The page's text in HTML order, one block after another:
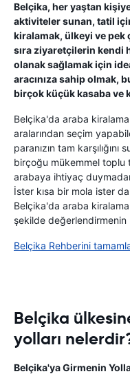
Belçika, her yaştan
aktiviteler sunan, tatil
kiralamak, ülkeyi ve pek
sıra ziyaretçilerin kendi
olanak sağlamak için
aracınıza sahip olmak,
birçok küçük kasaba ve
Belçika'da araba
aralarından seçim
paranızın tam
birçoğu mükemmel toplu
arabaya ihtiyaç
İster kısa bir mola ister
Belçika'da araba
şekilde
Belçika Rehberini
Belçika
yolları
Belçika'ya Girmenin